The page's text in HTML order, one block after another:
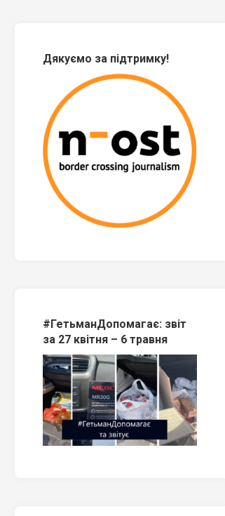
Дякуємо за підтримку!
#ГетьманДопомагає: звіт
за 27 квітня – 6 травня